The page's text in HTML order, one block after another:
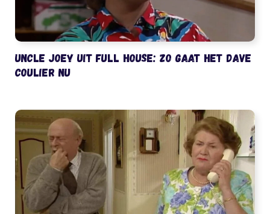
Uncle Joey uit Full House: zo gaat het Dave
Coulier nu